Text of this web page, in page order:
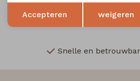
Snelle en
Terug
Accepteren weigeren